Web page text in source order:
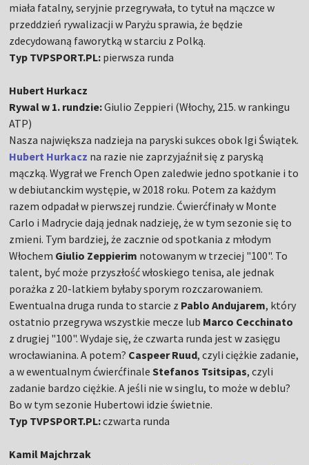
miała fatalny, seryjnie przegrywała, to tytuł na mączce w
przeddzień rywalizacji w Paryżu sprawia, że będzie
zdecydowaną faworytką w starciu z Polką.
Typ TVPSPORT.PL: pierwsza runda
Hubert Hurkacz
Rywal w 1. rundzie:Giulio Zeppieri (Włochy, 215. w rankingu
ATP)
Nasza największa nadzieja na paryski sukces obok Igi Świątek.
Hubert Hurkacz na razie nie zaprzyjaźnił się z paryską
mączką. Wygrał we French Open zaledwie jedno spotkanie i to
w debiutanckim występie, w 2018 roku. Potem za każdym
razem odpadał w pierwszej rundzie. Ćwierćfinały w Monte
Carlo i Madrycie dają jednak nadzieję, że w tym sezonie się to
zmieni. Tym bardziej, że zacznie od spotkania z młodym
Włochem Giulio Zeppierim notowanym w trzeciej "100". To
talent, być może przyszłość włoskiego tenisa, ale jednak
porażka z 20-latkiem byłaby sporym rozczarowaniem.
Ewentualna druga runda to starcie z Pablo Andujarem, który
ostatnio przegrywa wszystkie mecze lub Marco Cecchinato
z drugiej "100". Wydaje się, że czwarta runda jest w zasięgu
wrocławianina. A potem? Caspeer Ruud, czyli ciężkie zadanie,
a w ewentualnym ćwierćfinaleStefanos Tsitsipas, czyli
zadanie bardzo ciężkie. A jeśli nie w singlu, to może w deblu?
Bo w tym sezonie Hubertowi idzie świetnie.
Typ TVPSPORT.PL:czwarta runda
Kamil Majchrzak